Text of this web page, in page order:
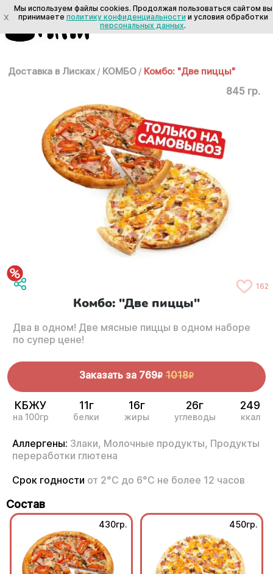
Доставка в Лисках / КОМБО / Комбо: "Две пиццы"
845 гр.
162
Комбо: "Две пиццы"
Два в одном! Две мясные пиццы в одном наборе
по супер цене!
Заказать за 769R 1018R
КБЖУ
на 100гр
11г
белки
16г
жиры
26г
углеводы
249
ккал
Аллергены: Злаки, Молочные продукты, Продукты
переработки глютена
Срок годности от 2°С до 6°С не более 12 часов
Состав
430гр. 450гр.
X
Мы используем файлы cookies. Продолжая пользоваться сайтом вы
принимаете политику конфиденциальности и условия обработки
персональных данных.